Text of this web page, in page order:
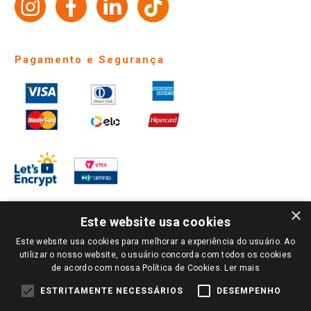
Identidade Visual
Pagamento e Segurança
PARA VER OS PREÇOS DA SUA REGIÃO, FAÇA LOGIN E SELECIONE A LOJA DE
SUA PREFERÊNCIA. SOMENTE APÓS O LOGIN, OS PREÇOS DA SUA REGIÃO OU
LOJA SERÃO CARREGADOS.
TODOS OS PREÇOS E CONDIÇÕES COMERCIAIS DESTE SITE SÃO VÁLIDOS APENAS
PARA COMPRAS REALIZADAS NO GIASSI.COM.BR E NA LOJA SELECIONADA
×
Este website usa cookies
Este website usa cookies para melhorar a experiência do usuário. Ao
utilizar o nosso website, o usuário concorda com todos os cookies
de acordo com nossa Política de Cookies. Ler mais
ESTRITAMENTE NECESSÁRIOS DESEMPENHO